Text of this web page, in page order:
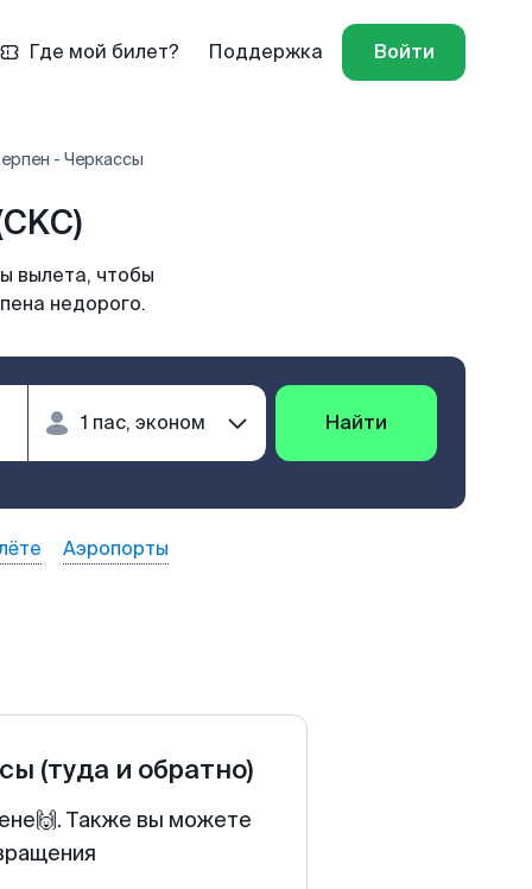
Где мой билет? Поддержка Войти
- Черкассы
вылета, чтобы
недорого.
Найти
Аэропорты
(туда и обратно)
Также вы можете